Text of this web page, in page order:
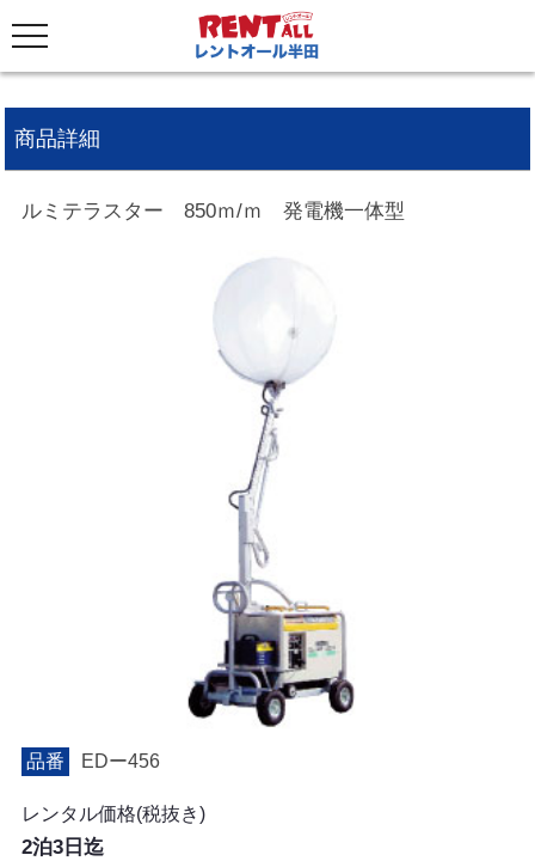
商品詳細
ルミテラスター 850ｍ/ｍ 発電機一体型
品番 EDー456
レンタル価格(税抜き)
2泊3日迄